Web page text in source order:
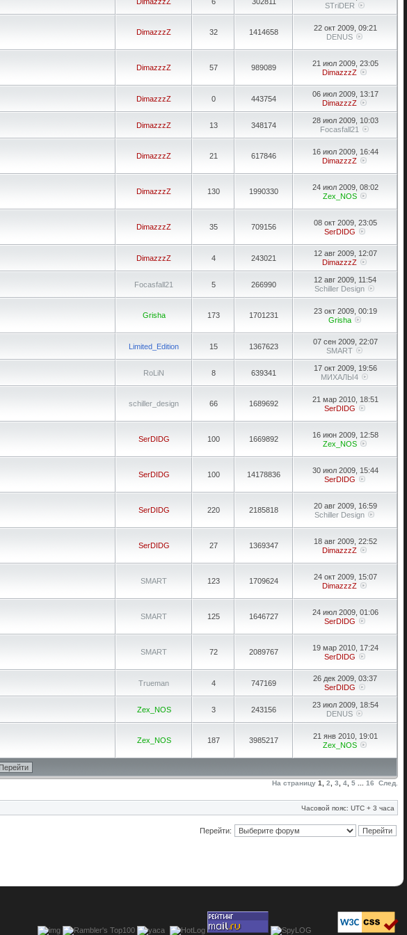
STriDER
DimazzzZ 32 1414658
22 окт 2009, 09:21
DENUS
DimazzzZ 57 989089
21 июл 2009, 23:05
DimazzzZ
DimazzzZ 0 443754
06 июл 2009, 13:17
DimazzzZ
DimazzzZ 13 348174
28 июл 2009, 10:03
Focasfall21
DimazzzZ 21 617846
16 июл 2009, 16:44
DimazzzZ
DimazzzZ 130 1990330
24 июл 2009, 08:02
Zex_NOS
DimazzzZ 35 709156
08 окт 2009, 23:05
SerDIDG
DimazzzZ 4 243021
12 авг 2009, 12:07
DimazzzZ
Focasfall21 5 266990
12 авг 2009, 11:54
Schiller Design
Grisha 173 1701231
23 окт 2009, 00:19
Grisha
Limited_Edition 15 1367623
07 сен 2009, 22:07
SMART
RoLiN 8 639341
17 окт 2009, 19:56
МИХАЛЫ4
schiller_design 66 1689692
21 мар 2010, 18:51
SerDIDG
SerDIDG 100 1669892
16 июн 2009, 12:58
Zex_NOS
SerDIDG 100 14178836
30 июл 2009, 15:44
SerDIDG
SerDIDG 220 2185818
20 авг 2009, 16:59
Schiller Design
SerDIDG 27 1369347
18 авг 2009, 22:52
DimazzzZ
SMART 123 1709624
24 окт 2009, 15:07
DimazzzZ
SMART 125 1646727
24 июл 2009, 01:06
SerDIDG
SMART 72 2089767
19 мар 2010, 17:24
SerDIDG
Trueman 4 747169
26 дек 2009, 03:37
SerDIDG
Zex_NOS 3 243156
23 июл 2009, 18:54
DENUS
Zex_NOS 187 3985217
21 янв 2010, 19:01
Zex_NOS
На страницу 1 2 3 4 5 16 След.
Часовой пояс: UTC + 3 часа
Перейти: